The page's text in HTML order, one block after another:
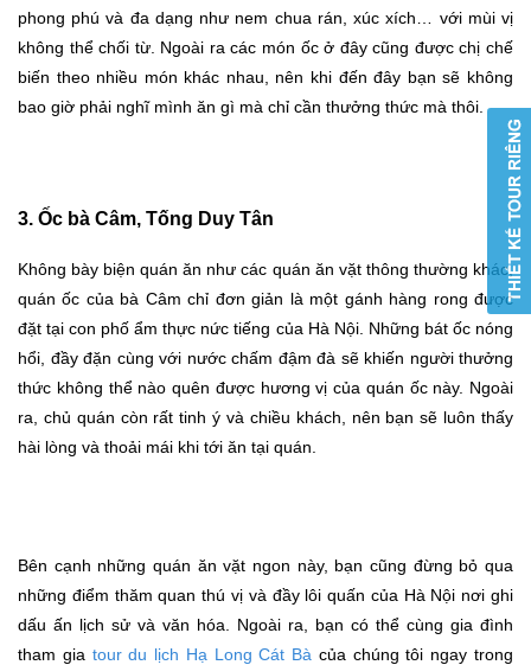
phong phú và đa dạng như nem chua rán, xúc xích… với mùi vị
không thể chối từ. Ngoài ra các món ốc ở đây cũng được chị chế
biến theo nhiều món khác nhau, nên khi đến đây bạn sẽ không
bao giờ phải nghĩ mình ăn gì mà chỉ cần thưởng thức mà thôi.
3. Ốc bà Câm, Tống Duy Tân
Không bày biện quán ăn như các quán ăn vặt thông thường khác,
quán ốc của bà Câm chỉ đơn giản là một gánh hàng rong được
đặt tại con phố ẩm thực nức tiếng của Hà Nội. Những bát ốc nóng
hổi, đầy đặn cùng với nước chấm đậm đà sẽ khiến người thưởng
thức không thể nào quên được hương vị của quán ốc này. Ngoài
ra, chủ quán còn rất tinh ý và chiều khách, nên bạn sẽ luôn thấy
hài lòng và thoải mái khi tới ăn tại quán.
Bên cạnh những quán ăn vặt ngon này, bạn cũng đừng bỏ qua
những điểm thăm quan thú vị và đầy lôi quấn của Hà Nội nơi ghi
dấu ấn lịch sử và văn hóa. Ngoài ra, bạn có thể cùng gia đình
tham gia tour du lịch Hạ Long Cát Bà của chúng tôi ngay trong